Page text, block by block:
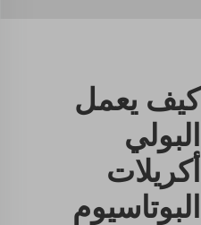
كيف يعمل
البولي
أكريلات
البوتاسيوم